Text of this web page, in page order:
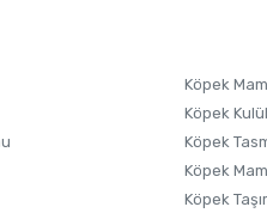
Köpek
Köpek
Köpek
Köpek
Köpek